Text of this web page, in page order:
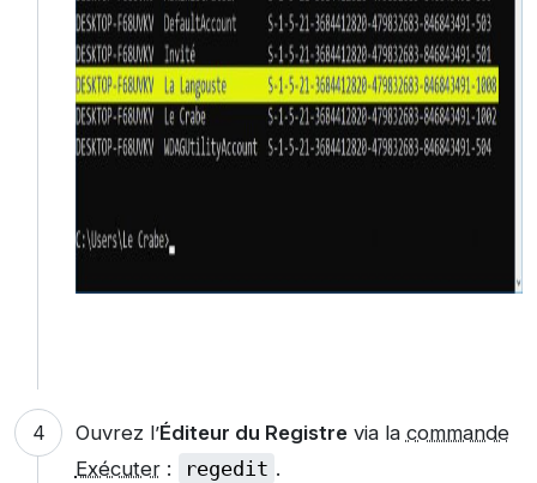
Ouvrez l’Éditeur du Registrevia la commande
Exécuter: regedit .